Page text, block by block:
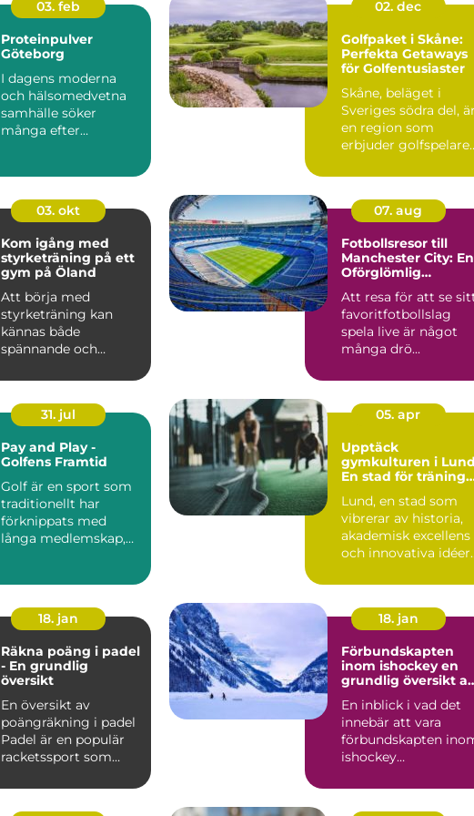
03. feb
Proteinpulver
Göteborg
I dagens moderna
och hälsomedvetna
samhälle söker
många efter
02. dec
Golfpaket i Skåne:
Perfekta Getaways
för Golfentusiaster
Skåne, beläget i
Sveriges södra del,
en region som
erbjuder golfspelare
03. okt
Kom igång med
styrketräning på ett
gym på Öland
Att börja med
styrketräning kan
kännas både
spännande och
07. aug
Fotbollsresor till
Manchester City: En
Oförglömlig
Att resa för att se
favoritfotbollslag
spela live är något
många drö...
31. jul
Pay and Play -
Golfens Framtid
Golf är en sport som
traditionellt har
förknippats med
långa medlemskap,
05. apr
Upptäck
gymkulturen i
En stad för träning
Lund, en stad som
vibrerar av historia,
akademisk excellens
och innovativa idéer
18. jan
Räkna poäng i padel
- En grundlig
översikt
En översikt av
poängräkning i padel
Padel är en populär
racketssport som
från te...
18. jan
Förbundskapten
inom ishockey en
grundlig översikt av
En inblick i vad det
innebär att vara
förbundskapten
ishockey
en central f...